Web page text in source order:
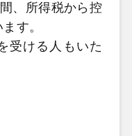
、所得税から控
す。
受ける人もいた